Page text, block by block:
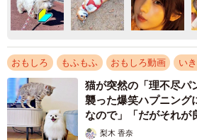
おもしろ もふもふ おもしろ動画 い
猫が突然の「理不尽パ
襲った爆笑ハプニン
なので」「だがそれが
いいね」
梨木 香奈